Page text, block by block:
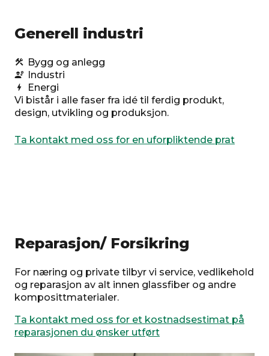
Generell industri
construction Bygg og anlegg
engineering Industri
bolt
Energi
Vi bistår i alle faser fra idé til ferdig produkt,
design, utvikling og produksjon.
Ta kontakt med oss for en uforpliktende prat
Reparasjon/ Forsikring
For næring og private tilbyr vi service, vedlikehold
og reparasjon av alt innen glassfiber og andre
komposittmaterialer.
Ta kontakt med oss for et kostnadsestimat på
reparasjonen du ønsker utført